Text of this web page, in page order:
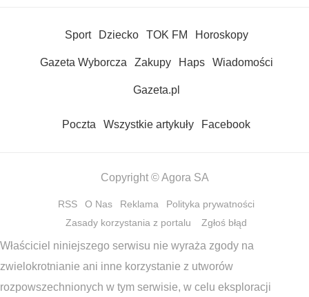
Sport Dziecko TOK FM Horoskopy
Gazeta Wyborcza Zakupy Haps Wiadomości
Gazeta.pl
Poczta Wszystkie artykuły Facebook
Copyright © Agora SA
RSS O Nas Reklama
Polityka prywatności
Zasady korzystania z portalu
Zgłoś błąd
Właściciel niniejszego serwisu nie wyraża zgody na
zwielokrotnianie ani inne korzystanie z utworów
rozpowszechnionych w tym serwisie, w celu eksploracji